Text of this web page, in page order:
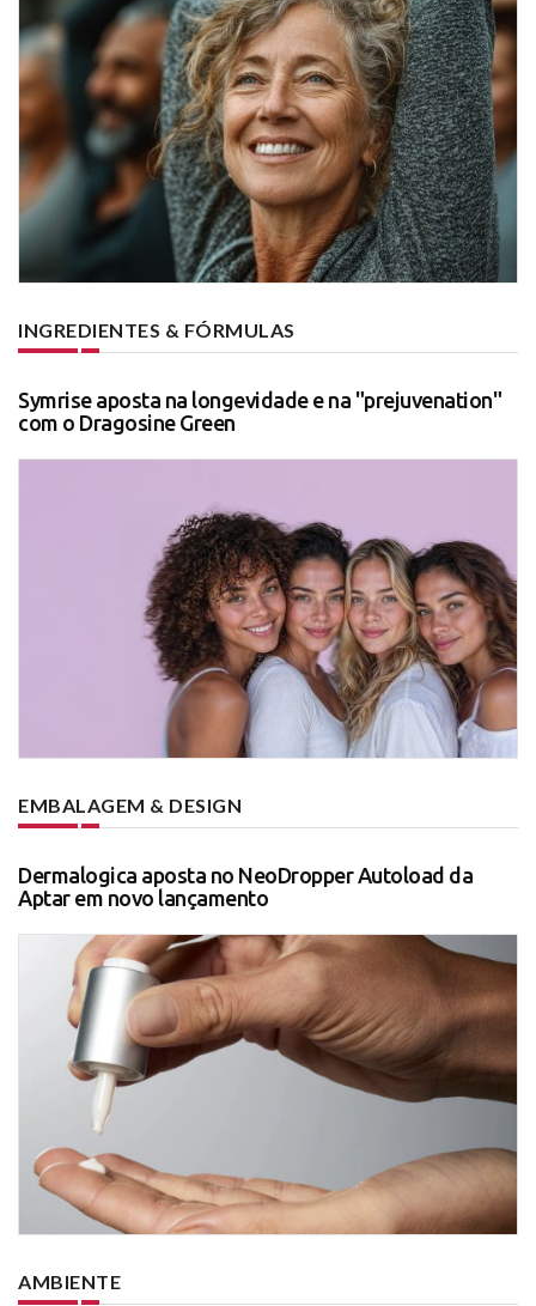
INGREDIENTES & FÓRMULAS
Symrise aposta na longevidade e na "prejuvenation"
com o Dragosine Green
EMBALAGEM & DESIGN
Dermalogica aposta no NeoDropper Autoload da
Aptar em novo lançamento
AMBIENTE